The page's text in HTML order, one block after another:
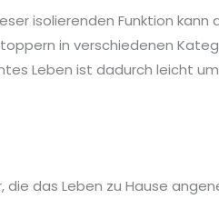
isolierenden Funktion kann
in verschiedenen
Leben ist dadurch leicht
das Leben zu Hause